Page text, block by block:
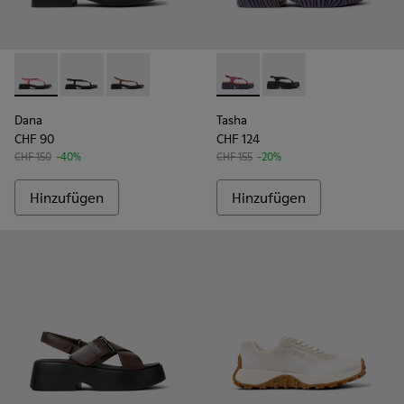
Dana - K201893-003 - Pinke Ledersandalen Für Damen.
Dana - K201893-002
Dana - K201893-001
Dana
CHF 90
CHF 150 -40%
Hinzufügen
Tasha - K201859-003 -
Tasha - K201859-001
Tasha
CHF 124
CHF 155 -20%
Hinzufügen